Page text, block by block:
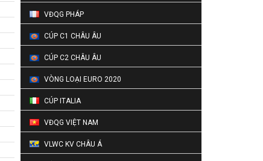
VĐQG PHÁP
CÚP C1 CHÂU ÂU
CÚP C2 CHÂU ÂU
VÒNG LOẠI EURO 2020
CÚP ITALIA
VĐQG VIỆT NAM
VLWC KV CHÂU Á